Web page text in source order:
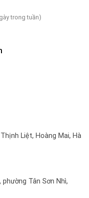
trong tuần)
Liệt, Hoàng Mai, Hà
Tân Sơn Nhì,